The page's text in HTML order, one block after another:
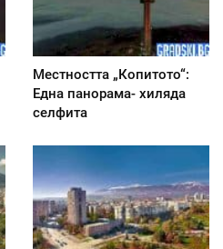
Местността „Копитото“:
Една панорама- хиляда
селфита